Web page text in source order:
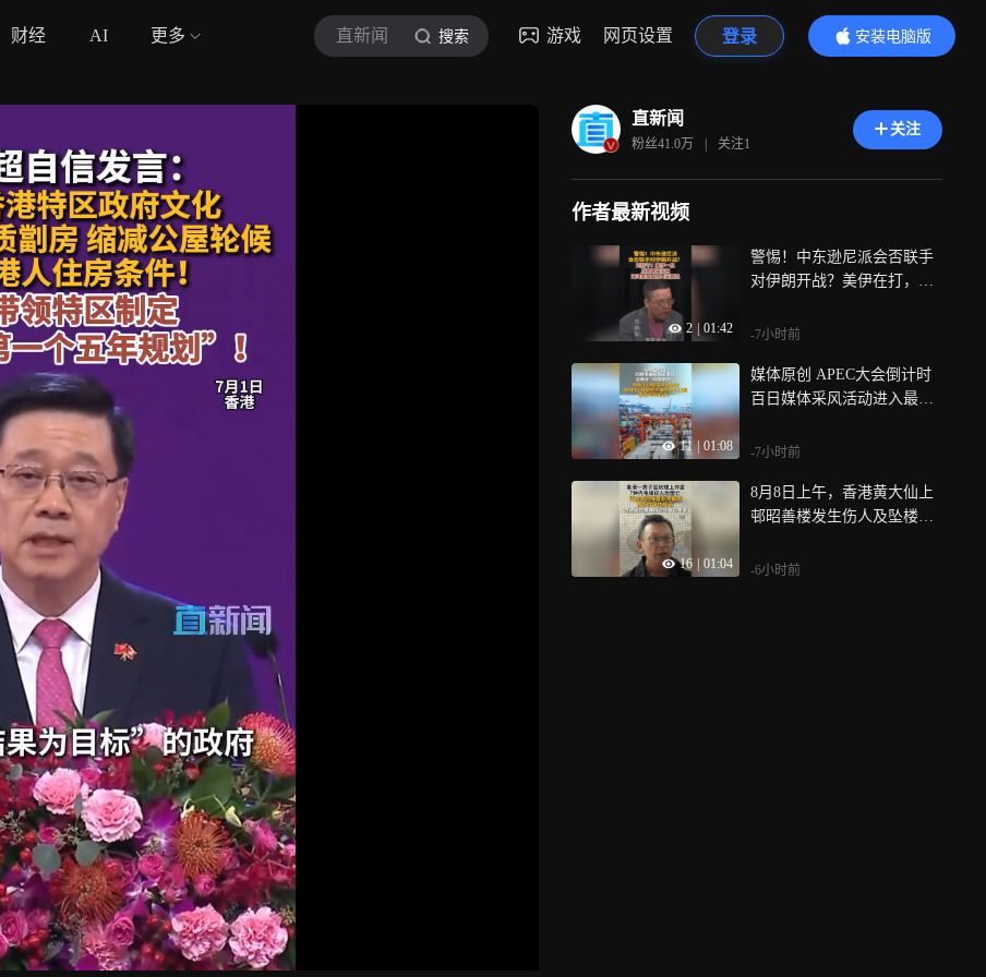
财经 AI 更多 直新闻 搜索 游戏 网页设置 登录
安装电脑版
内容更精彩
直新闻
粉丝41.0万 | 关注1
关注
作者最新视频
2 01:42
警惕！中东逊尼派会否联手
对伊朗开战？美伊在打，海
之下，沙特、阿联酋、科威
中东地缘连锁危机！
-7小时前
11 01:08
媒体原创 APEC大会倒计时
百日媒体采风活动进入最后
田港，盐田港是粤港澳大湾
球最大的单体集装箱码头之
一，承担着广东省超1/3的外
超1/4的货运量，盐田国际也
-7小时前
16 01:04
8月8日上午，香港黄大仙上
邨昭善楼发生伤人及坠楼事
治，另一名男子被送院抢救
-6小时前